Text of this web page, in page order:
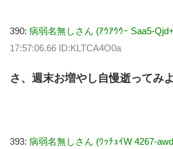
390: 病弱名無しさん (ｱｳｱｳｳｰ Saa5-
17:57:06.66 ID:KLTCA4O0a
さ、週末お増やし自慢逝ってみ
393: 病弱名無しさん (ﾜｯﾁｮｲW 4267-